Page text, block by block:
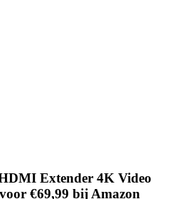
Extender 4K Video
€69,99 bij Amazon